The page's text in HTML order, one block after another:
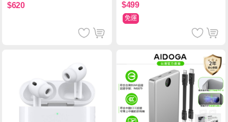
$620 $499
免運